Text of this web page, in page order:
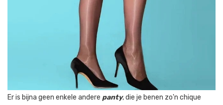
Er is bijna geen enkele andere panty, die je benen zo'n chique